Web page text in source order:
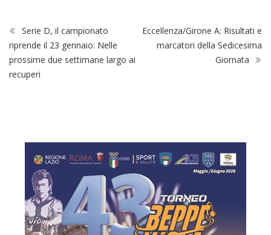
Serie D, il campionato
riprende il 23 gennaio: Nelle
prossime due settimane largo ai
recuperi
Eccellenza/Girone A: Risultati e
marcatori della Sedicesima
Giornata